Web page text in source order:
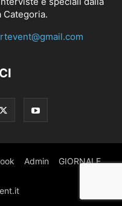
Categoria.
Admin GIORNALE